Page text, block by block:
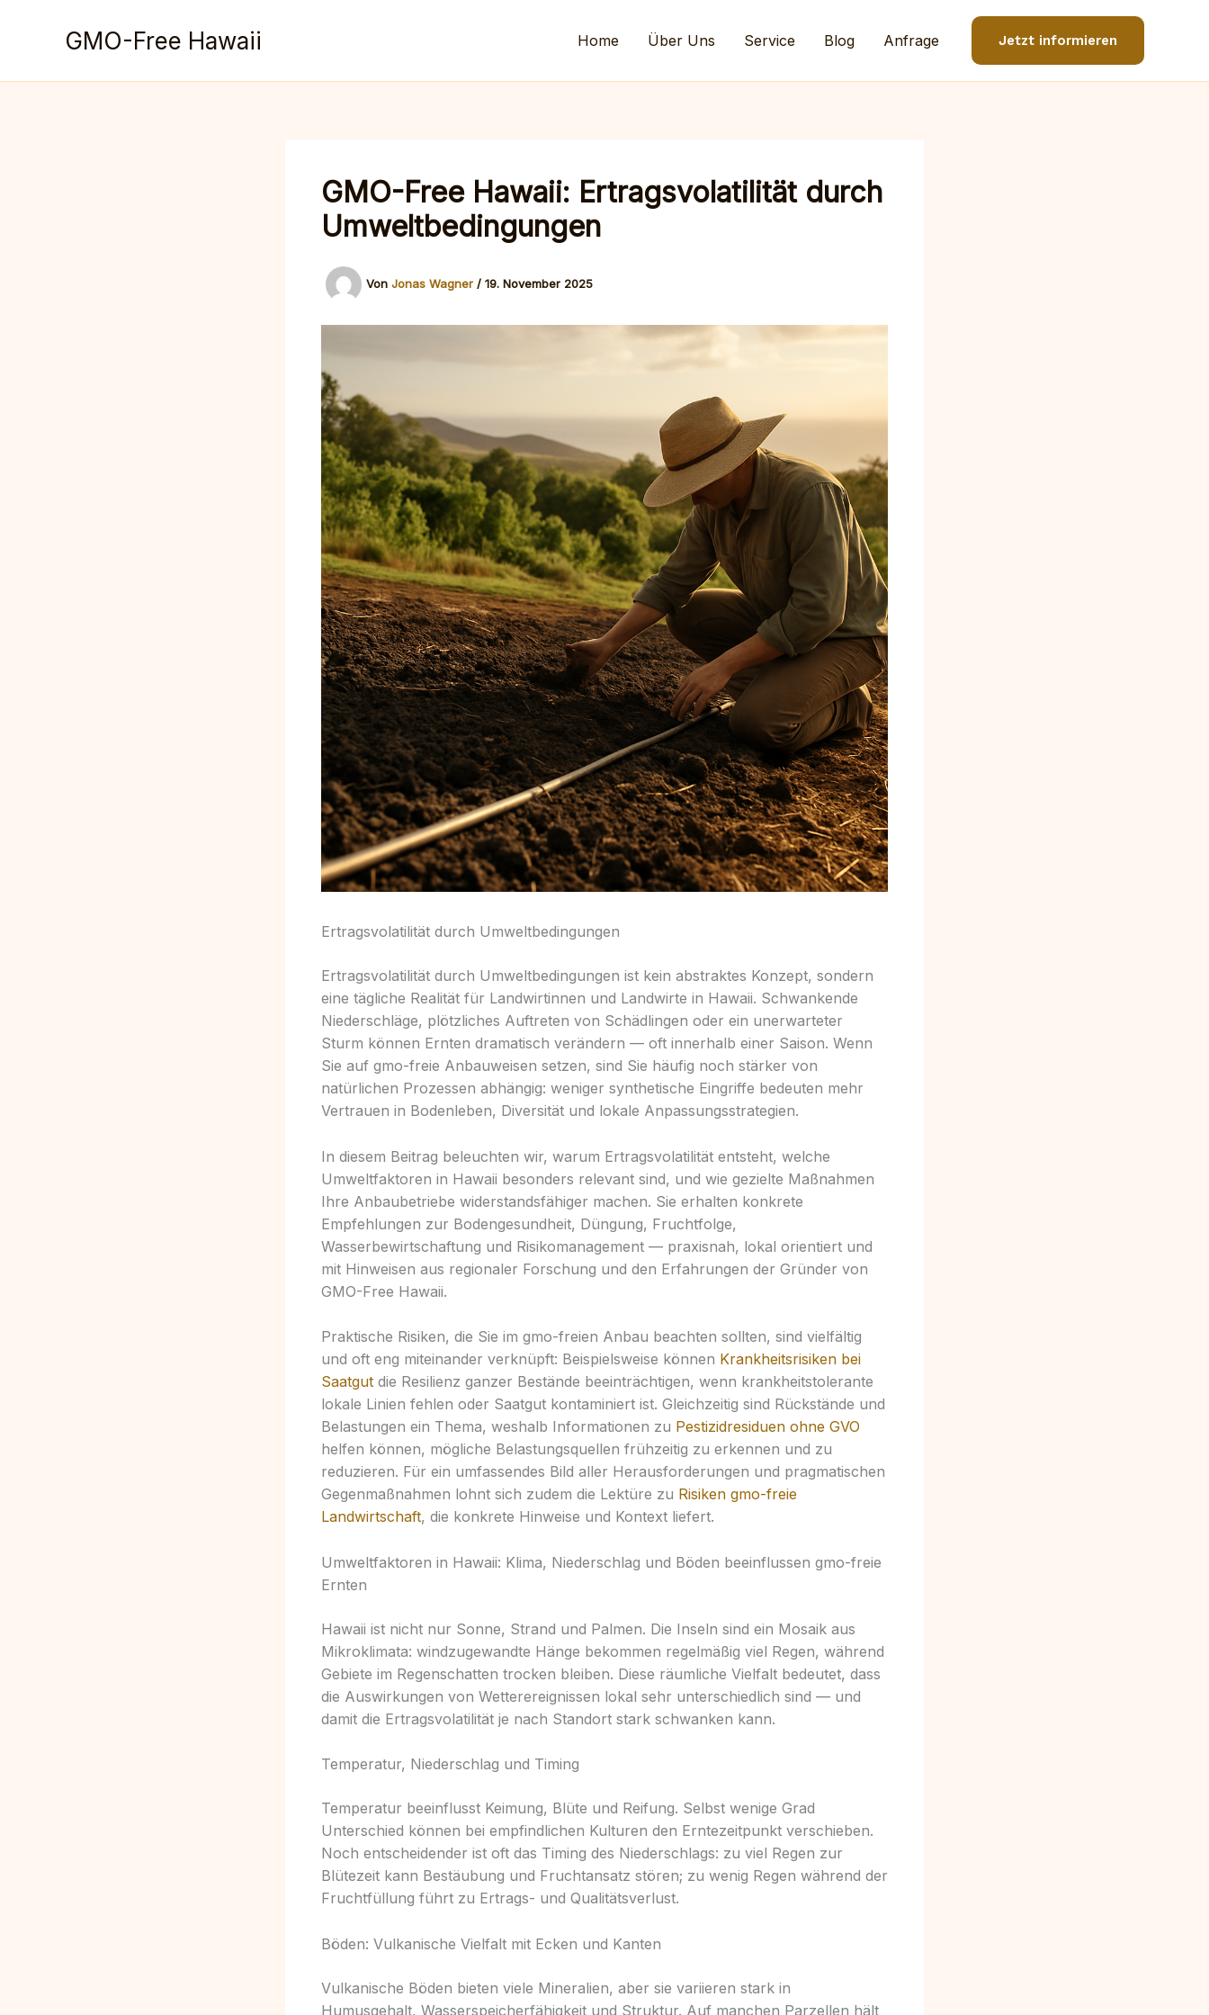
GMO-Free Hawaii Home Über Uns Service Blog Anfrage Jetzt informieren
GMO-Free Hawaii: Ertragsvolatilität durch
Umweltbedingungen
Von Jonas Wagner / 19. November 2025
Ertragsvolatilität durch Umweltbedingungen
Ertragsvolatilität durch Umweltbedingungen ist kein abstraktes Konzept, sondern
eine tägliche Realität für Landwirtinnen und Landwirte in Hawaii. Schwankende
Niederschläge, plötzliches Auftreten von Schädlingen oder ein unerwarteter
Sturm können Ernten dramatisch verändern — oft innerhalb einer Saison. Wenn
Sie auf gmo-freie Anbauweisen setzen, sind Sie häufig noch stärker von
natürlichen Prozessen abhängig: weniger synthetische Eingriffe bedeuten mehr
Vertrauen in Bodenleben, Diversität und lokale Anpassungsstrategien.
In diesem Beitrag beleuchten wir, warum Ertragsvolatilität entsteht, welche
Umweltfaktoren in Hawaii besonders relevant sind, und wie gezielte Maßnahmen
Ihre Anbaubetriebe widerstandsfähiger machen. Sie erhalten konkrete
Empfehlungen zur Bodengesundheit, Düngung, Fruchtfolge,
Wasserbewirtschaftung und Risikomanagement — praxisnah, lokal orientiert und
mit Hinweisen aus regionaler Forschung und den Erfahrungen der Gründer von
GMO-Free Hawaii.
Praktische Risiken, die Sie im gmo-freien Anbau beachten sollten, sind vielfältig
und oft eng miteinander verknüpft: Beispielsweise können Krankheitsrisiken bei
Saatgut die Resilienz ganzer Bestände beeinträchtigen, wenn krankheitstolerante
lokale Linien fehlen oder Saatgut kontaminiert ist. Gleichzeitig sind Rückstände und
Belastungen ein Thema, weshalb Informationen zu Pestizidresiduen ohne GVO
helfen können, mögliche Belastungsquellen frühzeitig zu erkennen und zu
reduzieren. Für ein umfassendes Bild aller Herausforderungen und pragmatischen
Gegenmaßnahmen lohnt sich zudem die Lektüre zu Risiken gmo-freie
Landwirtschaft, die konkrete Hinweise und Kontext liefert.
Umweltfaktoren in Hawaii: Klima, Niederschlag und Böden beeinflussen gmo-freie
Ernten
Hawaii ist nicht nur Sonne, Strand und Palmen. Die Inseln sind ein Mosaik aus
Mikroklimata: windzugewandte Hänge bekommen regelmäßig viel Regen, während
Gebiete im Regenschatten trocken bleiben. Diese räumliche Vielfalt bedeutet, dass
die Auswirkungen von Wetterereignissen lokal sehr unterschiedlich sind — und
damit die Ertragsvolatilität je nach Standort stark schwanken kann.
Temperatur, Niederschlag und Timing
Temperatur beeinflusst Keimung, Blüte und Reifung. Selbst wenige Grad
Unterschied können bei empfindlichen Kulturen den Erntezeitpunkt verschieben.
Noch entscheidender ist oft das Timing des Niederschlags: zu viel Regen zur
Blütezeit kann Bestäubung und Fruchtansatz stören; zu wenig Regen während der
Fruchtfüllung führt zu Ertrags- und Qualitätsverlust.
Böden: Vulkanische Vielfalt mit Ecken und Kanten
Vulkanische Böden bieten viele Mineralien, aber sie variieren stark in
Humusgehalt, Wasserspeicherfähigkeit und Struktur. Auf manchen Parzellen hält